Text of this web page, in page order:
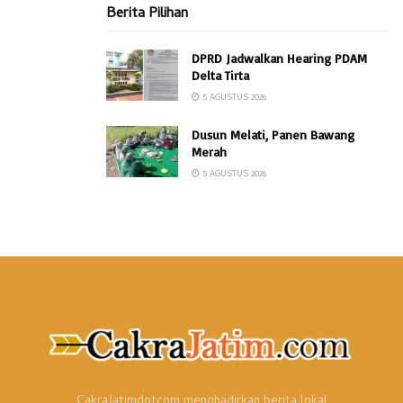
Pemberian dan penyediaan layanan kesehatan gratis
kepada masyarakat sekitar perusahaan dan biaya yang
Berita Pilihan
DPRD Jadwalkan Hearing PDAM
Delta Tirta
5 AGUSTUS 2026
Dusun Melati, Panen Bawang
Merah
5 AGUSTUS 2026